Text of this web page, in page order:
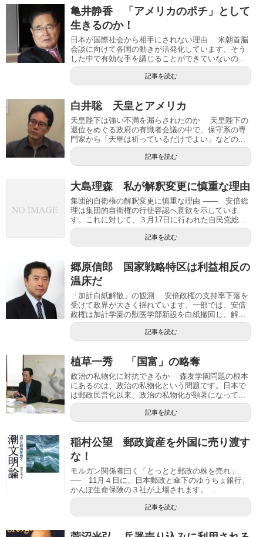
亀井静香 「アメリカのポチ」として
生きるのか！
日本が国際社会から相手にされない理由 米朝首脳
会談に向けて各国の動きが活発化しています。そう
した中で有効な手を講じることができていないの...
記事を読む
白井聡 天皇とアメリカ
天皇陛下は強い不満を漏らされたのか 天皇陛下の
退位をめぐる政府の有識者会議の中で、保守系の専
門家から「天皇は祈っているだけでよい」などの...
記事を読む
大島理森 私が解釈変更に慎重な理由
集団的自衛権の解釈変更に慎重な理由 ―― 安倍総
理は集団的自衛権の行使容認へ意欲を示していま
す。これに対して、３月17日に行われた自民党総...
記事を読む
郷原信郎 国家戦略特区は利益相反の
温床だ
「加計白紙解散」の観測 安倍政権の支持率下落を
受けて政界が大きく揺れています。一部では、安倍
政権は加計学園の獣医学部新設を白紙撤回し、解...
記事を読む
植草一秀 「国富」の略奪
政治の私物化に対抗できるか 森友学園問題の根本
にあるのは、政治の私物化という問題です。日本で
は郵政民営化以来、政治の私物化が顕著になって...
記事を読む
稲村公望 郵政資産を外国に売り渡す
な！
モルガン関係者曰く「とっとと郵政の株を売れ」
── 11月４日に、日本郵政と傘下のゆうちょ銀行、
かんぽ生命保険の３社が上場されます。 ...
記事を読む